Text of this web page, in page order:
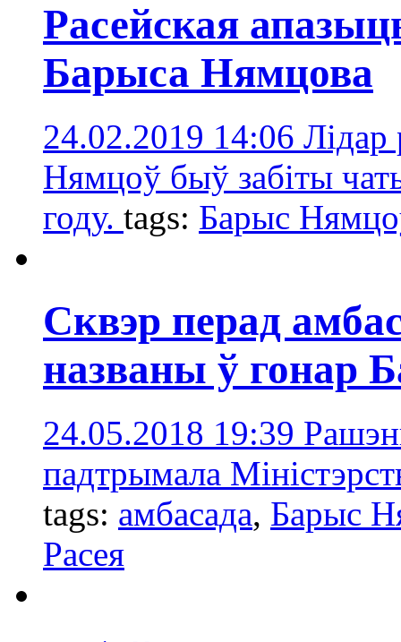
Расейская
Барыса Нямцова
24.02.2019 14:06 Лідар
Нямцоў быў забіты
году. tags: Барыс
Сквэр перад
названы ў гонар
24.05.2018 19:39
падтрымала
tags: амбасада, Барыс
Расея